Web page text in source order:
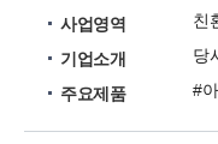
사업영역
기업소개
주요제품